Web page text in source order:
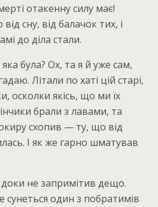
отакенну силу має!
сну, від балачок тих, і
до діла стали.
була? Ох, та я й уже сам,
Літали по хаті цій старі,
осколки якісь, що ми їх
брали з лавами, та
схопив — ту, що від
І як же гарно шматував
не запримітив дещо.
один з побратимів